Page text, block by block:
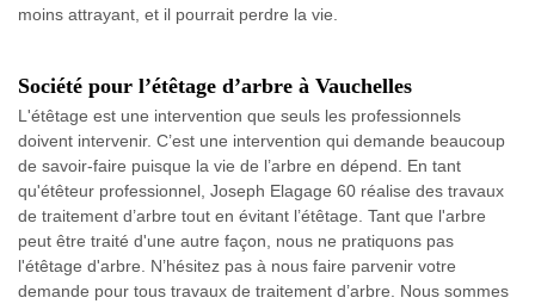
moins attrayant, et il pourrait perdre la vie.
Société pour l’étêtage d’arbre à Vauchelles
L'étêtage est une intervention que seuls les professionnels
doivent intervenir. C’est une intervention qui demande beaucoup
de savoir-faire puisque la vie de l’arbre en dépend. En tant
qu'étêteur professionnel, Joseph Elagage 60 réalise des travaux
de traitement d’arbre tout en évitant l’étêtage. Tant que l'arbre
peut être traité d'une autre façon, nous ne pratiquons pas
l'étêtage d'arbre. N’hésitez pas à nous faire parvenir votre
demande pour tous travaux de traitement d’arbre. Nous sommes